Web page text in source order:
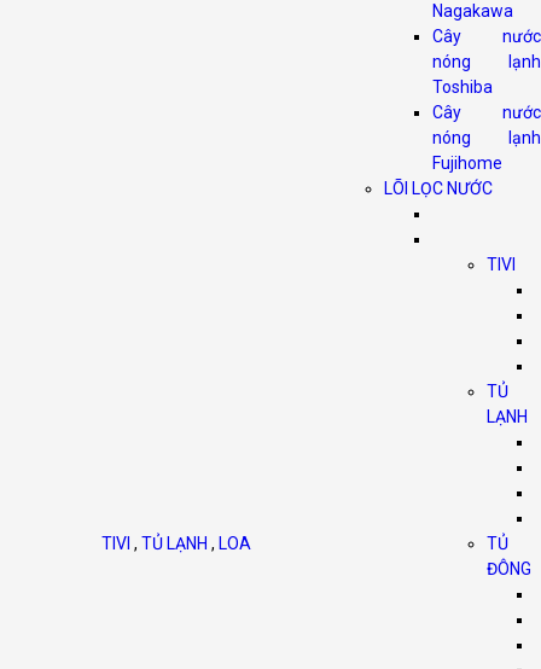
Nagakawa
Cây nước
nóng lạnh
Toshiba
Cây nước
nóng lạnh
Fujihome
LÕI LỌC NƯỚC
TIVI,TỦ LẠNH, LOA
TIVI
TỦ
LẠNH
TỦ
ĐÔNG